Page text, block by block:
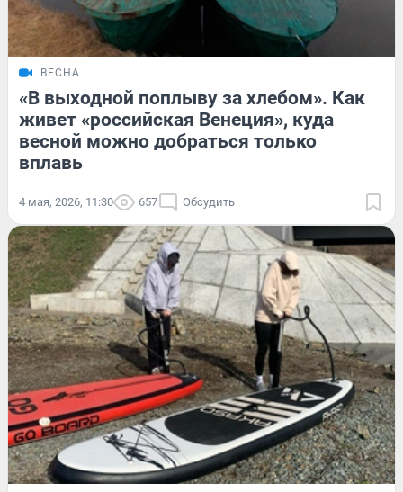
ВЕСНА
«В выходной поплыву за хлебом». Как
живет «российская Венеция», куда
весной можно добраться только
вплавь
4 мая, 2026, 11:30 657 Обсудить